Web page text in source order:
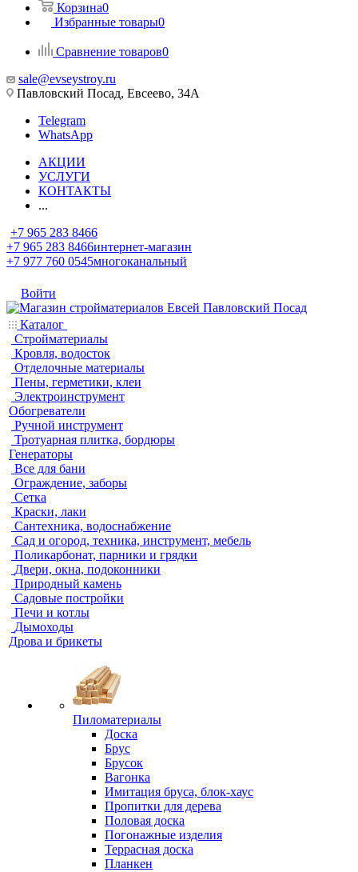
Корзина0
Избранные товары0
Сравнение товаров0
sale@evseystroy.ru
Павловский Посад, Евсеево, 34А
Telegram
WhatsApp
АКЦИИ
УСЛУГИ
КОНТАКТЫ
...
+7 965 283 8466
+7 965 283 8466интернет-магазин
+7 977 760 0545многоканальный
Войти
Каталог
Стройматериалы
Кровля, водосток
Отделочные материалы
Пены, герметики, клеи
Электроинструмент
Обогреватели
Ручной инструмент
Тротуарная плитка, бордюры
Генераторы
Все для бани
Ограждение, заборы
Сетка
Краски, лаки
Сантехника, водоснабжение
Сад и огород, техника, инструмент, мебель
Поликарбонат, парники и грядки
Двери, окна, подоконники
Природный камень
Садовые постройки
Печи и котлы
Дымоходы
Дрова и брикеты
Пиломатериалы
Доска
Брус
Брусок
Вагонка
Имитация бруса, блок-хаус
Пропитки для дерева
Половая доска
Погонажные изделия
Террасная доска
Планкен